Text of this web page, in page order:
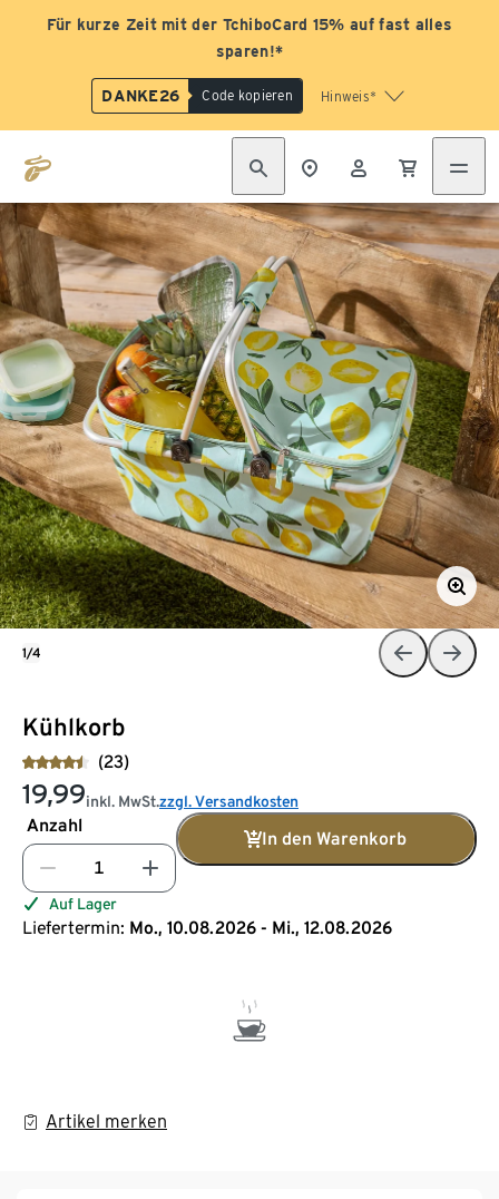
Für kurze Zeit mit der TchiboCard 15% auf fast alles
sparen!*
DANKE26 Code kopieren Hinweis*
Kühlkorb
(23)
19,99inkl. MwSt.zzgl. Versandkosten
Anzahl
In den Warenkorb
Auf Lager
Liefertermin: Mo., 10.08.2026 - Mi., 12.08.2026
Artikel merken
1/4